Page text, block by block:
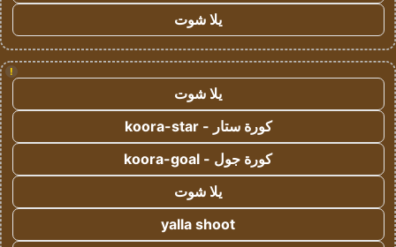
يلا شوت
!
يلا شوت
كورة ستار - koora-star
كورة جول - koora-goal
يلا شوت
yalla shoot